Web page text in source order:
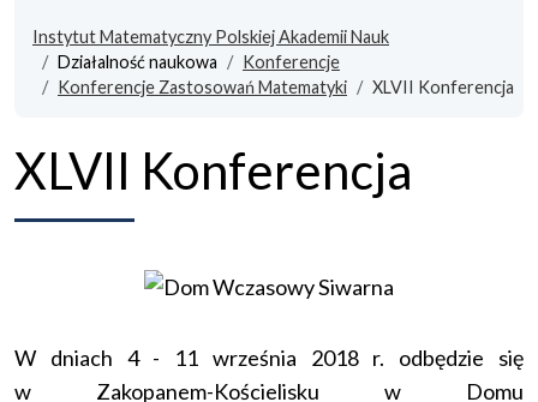
Instytut Matematyczny Polskiej Akademii Nauk
Działalność naukowa
Konferencje
Konferencje Zastosowań Matematyki
XLVII Konferencja
XLVII Konferencja
W dniach 4 - 11 września 2018 r. odbędzie się
w Zakopanem-Kościelisku w Domu